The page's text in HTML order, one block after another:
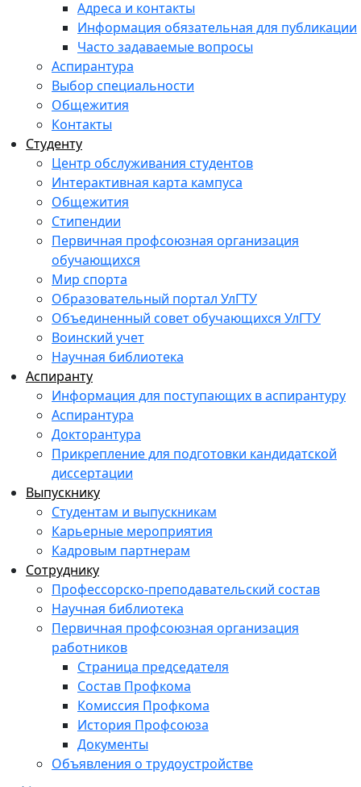
Адреса и контакты
Информация обязательная для публикации
Часто задаваемые вопросы
Аспирантура
Выбор специальности
Общежития
Контакты
Студенту
Центр обслуживания студентов
Интерактивная карта кампуса
Общежития
Стипендии
Первичная профсоюзная организация
обучающихся
Мир спорта
Образовательный портал УлГТУ
Объединенный совет обучающихся УлГТУ
Воинский учет
Научная библиотека
Аспиранту
Информация для поступающих в аспирантуру
Аспирантура
Докторантура
Прикрепление для подготовки кандидатской
диссертации
Выпускнику
Студентам и выпускникам
Карьерные мероприятия
Кадровым партнерам
Сотруднику
Профессорско-преподавательский состав
Научная библиотека
Первичная профсоюзная организация
работников
Страница председателя
Состав Профкома
Комиссия Профкома
История Профсоюза
Документы
Объявления о трудоустройстве